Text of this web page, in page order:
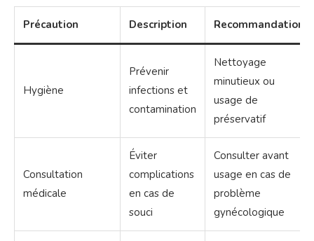
Précaution Description Recommandation
Hygiène
Prévenir
infections et
contamination
Nettoyage
minutieux ou
usage de
préservatif
Consultation
médicale
Éviter
complications
en cas de
souci
Consulter avant
usage en cas de
problème
gynécologique